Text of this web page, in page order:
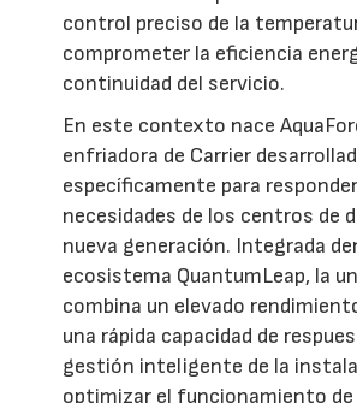
control preciso de la
comprometer la eficiencia
continuidad del servicio.
En este contexto nace
enfriadora de Carrier
específicamente para
necesidades de los centros de
nueva generación. Integrada
ecosistema QuantumLeap, la
combina un elevado
una rápida capacidad de
gestión inteligente de la
optimizar el funcionamiento de